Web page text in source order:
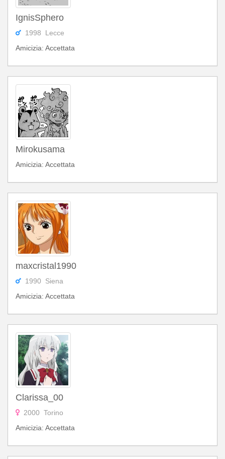
IgnisSphero
1998 Lecce
Amicizia: Accettata
Mirokusama
Amicizia: Accettata
maxcristal1990
1990 Siena
Amicizia: Accettata
Clarissa_00
2000 Torino
Amicizia: Accettata